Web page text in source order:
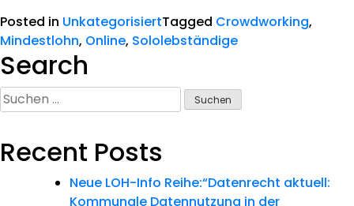
Posted in UnkategorisiertTagged Crowdworking,
Mindestlohn, Online, Sololebständige
Search
Suchen
nach:
Recent Posts
Neue LOH-Info Reihe:“Datenrecht aktuell:
Kommunale Datennutzung in der